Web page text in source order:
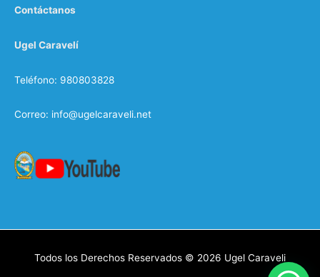
Contáctanos
Ugel Caravelí
Teléfono: 980803828
Correo: info@ugelcaraveli.net
Todos los Derechos Reservados © 2026 Ugel Caraveli